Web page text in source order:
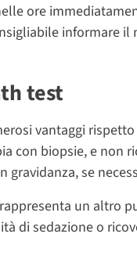
ore
informare
test
vantaggi
con biopsie, e non
gravidanza, se
un altro
di sedazione o